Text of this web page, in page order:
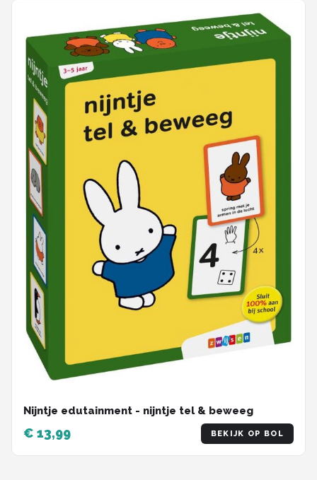
Nijntje edutainment - nijntje tel & beweeg
€ 13,99 BEKIJK OP BOL